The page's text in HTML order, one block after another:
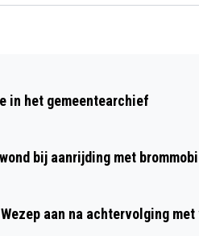
ZATERDAG
in het gemeentearchief
bij aanrijding met
aan na achtervolging